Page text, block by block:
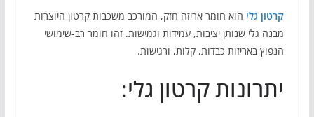
קרטון גלי הוא חומר אריזה חזק, המורכב משכבות קרטון היוצרות
מבנה גלי שנותן יציבות, עמידות וגמישות. זהו חומר רב-שימושי
הנפוץ באריזות כבדות, קלות, ורגישות.
יתרונות קרטון גלי: